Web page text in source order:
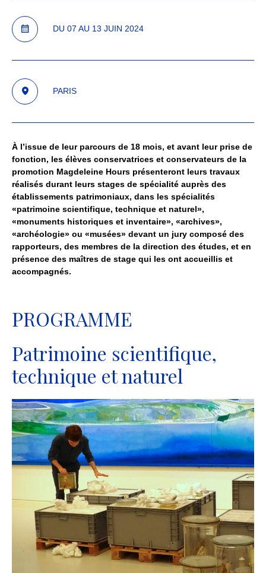
DU 07 AU 13 JUIN 2024
PARIS
À l’issue de leur parcours de 18 mois, et avant leur prise de
fonction, les élèves conservatrices et conservateurs de la
promotion Magdeleine Hours présenteront leurs travaux
réalisés durant leurs stages de spécialité auprès des
établissements patrimoniaux, dans les spécialités
«patrimoine scientifique, technique et naturel»,
«monuments historiques et inventaire», «archives»,
«archéologie» ou «musées» devant un jury composé des
rapporteurs, des membres de la direction des études, et en
présence des maîtres de stage qui les ont accueillis et
accompagnés.
PROGRAMME
Patrimoine scientifique,
technique et naturel